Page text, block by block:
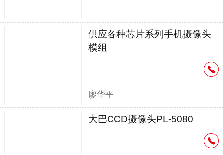
供应各种芯片系列手机摄像头
模组
廖华平
大巴CCD摄像头PL-5080